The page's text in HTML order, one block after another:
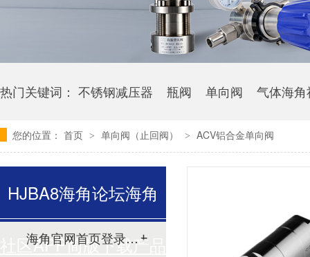
热门关键词： 不锈钢减压器 瓶阀 单向阀 气体海
您的位置： 首页 > 单向阀（止回阀） > ACV铝合金单向阀
HJBA8海角论坛海角
社区APP简版下载产品
海角官网首页登录入口